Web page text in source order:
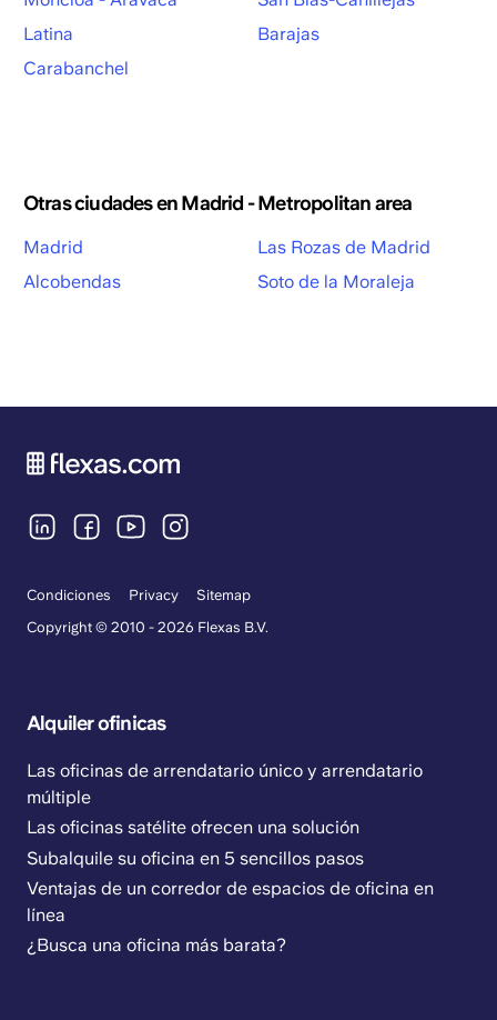
Latina
Carabanchel
Barajas
Otras ciudades en Madrid - Metropolitan area
Madrid
Alcobendas
Las Rozas de Madrid
Soto de la Moraleja
Condiciones Privacy
Sitemap
Copyright © 2010 - 2026 Flexas B.V.
Alquiler ofinicas
Las oficinas de arrendatario único y arrendatario
múltiple
Las oficinas satélite ofrecen una solución
Subalquile su oficina en 5 sencillos pasos
Ventajas de un corredor de espacios de oficina en
línea
¿Busca una oficina más barata?